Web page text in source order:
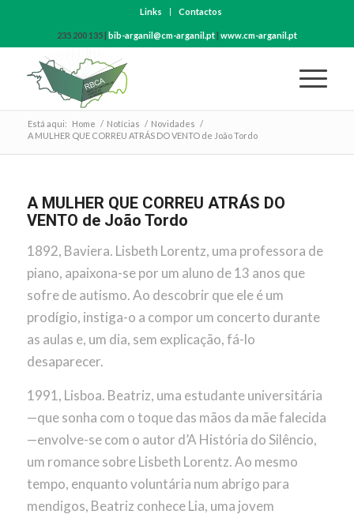
Links Contactos
235 200 135 | bib-arganil@cm-arganil.pt| www.cm-arganil.pt
Está aqui: Home / Notícias / Novidades /
A MULHER QUE CORREU ATRÁS DO VENTO de João Tordo
A MULHER QUE CORREU ATRÁS DO
VENTO de João Tordo
1892, Baviera. Lisbeth Lorentz, uma professora de
piano, apaixona-se por um aluno de 13 anos que
sofre de autismo. Ao descobrir que ele é um
prodígio, instiga-o a compor um concerto durante
as aulas e, um dia, sem explicação, fá-lo
desaparecer.
1991, Lisboa. Beatriz, uma estudante universitária
—que sonha com o toque das mãos da mãe falecida
—envolve-se com o autor d’A História do Silêncio,
um romance sobre Lisbeth Lorentz. Ao mesmo
tempo, enquanto voluntária num abrigo para
mendigos, Beatriz conhece Lia, uma jovem